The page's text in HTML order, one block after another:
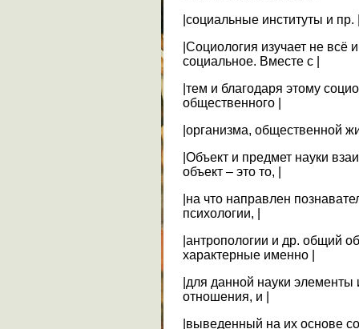
|социальные институты и пр.
|Социология изучает не всё
социальное. Вместе с |
|тем и благодаря этому
общественного |
|организма, общественной
|Объект и предмет науки
объект – это то, |
|на что направлен
психологии, |
|антропологии и др. общий
характерные именно |
|для данной науки элементы
отношения, и |
|выведенный на их основе